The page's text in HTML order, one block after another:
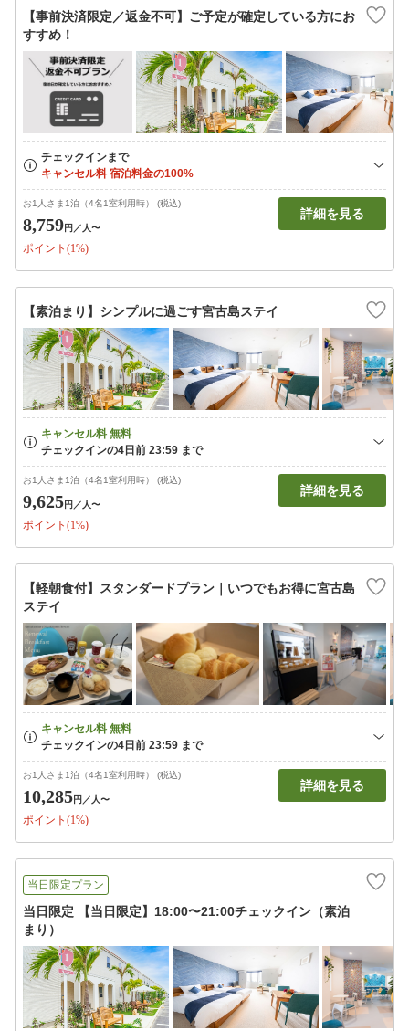
【事前決済限定／返金不可】ご予定が確定している方にお
すすめ！
お1人さま1泊（4名1室利用時） (税込)
8,759円 ／人〜
ポイント(1%)
詳細を見る
【素泊まり】シンプルに過ごす宮古島ステイ
お1人さま1泊（4名1室利用時） (税込)
9,625円 ／人〜
ポイント(1%)
詳細を見る
【軽朝食付】スタンダードプラン｜いつでもお得に宮古島
ステイ
お1人さま1泊（4名1室利用時） (税込)
10,285円 ／人〜
ポイント(1%)
詳細を見る
当日限定プラン
当日限定 【当日限定】18:00〜21:00チェックイン（素泊
まり）